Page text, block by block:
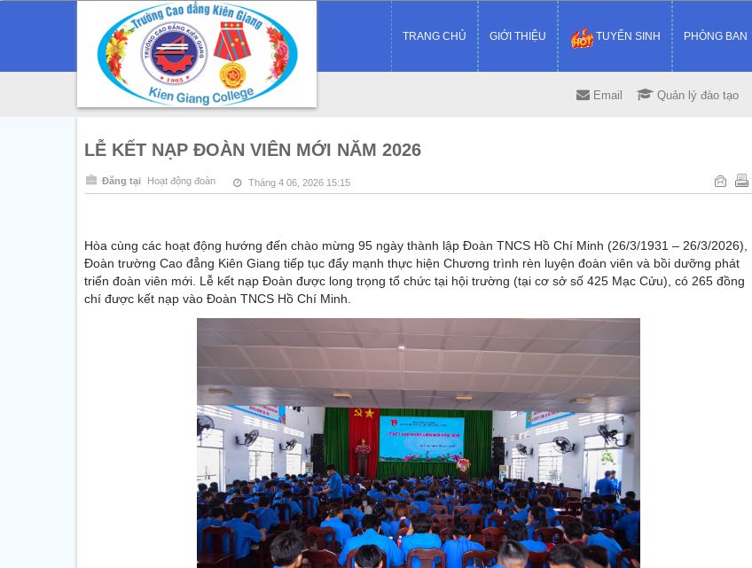
TRANG CHỦ GIỚI THIỆU TUYỂN SINH PHÒNG BAN
Email Quản lý đào tạo
LỄ KẾT NẠP ĐOÀN VIÊN MỚI NĂM 2026
Đăng tại Hoạt động đoàn Tháng 4 06, 2026 15:15
Hòa cùng các hoạt động hướng đến chào mừng 95 ngày thành lập Đoàn TNCS Hồ Chí Minh (26/3/1931 – 26/3/2026),
Đoàn trường Cao đẳng Kiên Giang tiếp tục đẩy mạnh thực hiện Chương trình rèn luyện đoàn viên và bồi dưỡng phát
triển đoàn viên mới. Lễ kết nạp Đoàn được long trọng tổ chức tại hội trường (tại cơ sở số 425 Mạc Cửu), có 265 đồng
chí được kết nạp vào Đoàn TNCS Hồ Chí Minh.